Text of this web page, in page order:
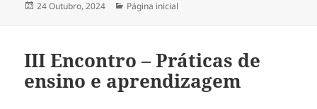
Publicado
24 Outubro, 2024 Categorias
Página inicial
III Encontro – Práticas de
ensino e aprendizagem